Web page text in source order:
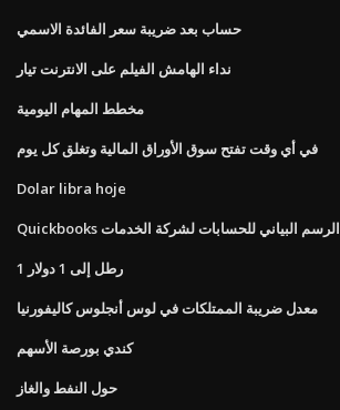
حساب بعد ضريبة سعر الفائدة الاسمي
نداء الهامش الفيلم على الانترنت تيار
مخطط المهام اليومية
في أي وقت تفتح سوق الأوراق المالية وتغلق كل يوم
Dolar libra hoje
Quickbooks الرسم البياني للحسابات لشركة الخدمات
1 رطل إلى 1 دولار
معدل ضريبة الممتلكات في لوس أنجلوس كاليفورنيا
كندي بورصة الأسهم
حول النفط والغاز